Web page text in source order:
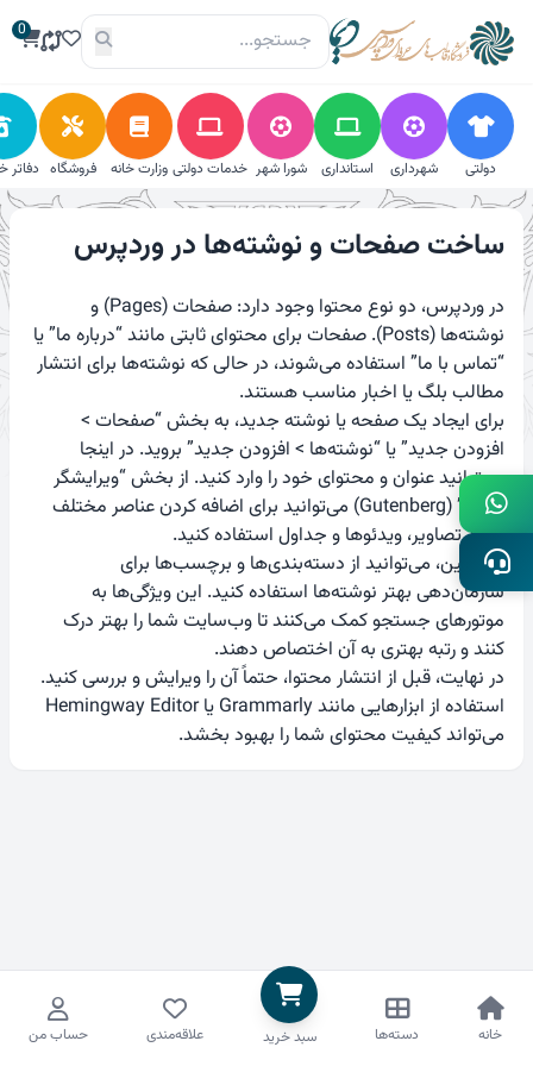
محتوا
0
دولتی شهرداری استانداری شورا شهر خدمات دولتی وزارت خانه فروشگاه دفاتر
ساخت صفحات و نوشته‌ها در وردپرس
در وردپرس، دو نوع محتوا وجود دارد: صفحات (Pages) و
نوشته‌ها (Posts). صفحات برای محتوای ثابتی مانند “درباره ما” یا
“تماس با ما” استفاده می‌شوند، در حالی که نوشته‌ها برای انتشار
مطالب بلگ یا اخبار مناسب هستند.
برای ایجاد یک صفحه یا نوشته جدید، به بخش “صفحات >
افزودن جدید” یا “نوشته‌ها > افزودن جدید” بروید. در اینجا
می‌توانید عنوان و محتوای خود را وارد کنید. از بخش “ویرایشگر
بلوکی” (Gutenberg) می‌توانید برای اضافه کردن عناصر مختلف
مانند تصاویر، ویدئوها و جداول استفاده کنید.
همچنین، می‌توانید از دسته‌بندی‌ها و برچسب‌ها برای
سازمان‌دهی بهتر نوشته‌ها استفاده کنید. این ویژگی‌ها به
موتورهای جستجو کمک می‌کنند تا وب‌سایت شما را بهتر درک
کنند و رتبه بهتری به آن اختصاص دهند.
در نهایت، قبل از انتشار محتوا، حتماً آن را ویرایش و بررسی کنید.
استفاده از ابزارهایی مانند Grammarly یا Hemingway Editor
می‌تواند کیفیت محتوای شما را بهبود بخشد.
خانه دسته‌ها سبد خرید علاقه‌مندی حساب من